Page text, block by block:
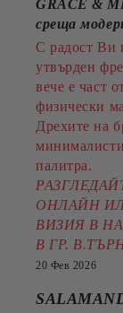
GRACE &
среща
С радост Ви
утвърден
вече е част
физически
Дрехите на
палитра.
ОНЛАЙН
ВИЗИЯ В
В ГР.
20 Фев 2026